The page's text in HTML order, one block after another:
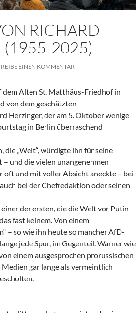
RICHARD
(1955-2025)
EINEN KOMMENTAR
dem Alten St. Matthäus-Friedhof in
von dem geschätzten
Herzinger, der am 5. Oktober wenige
in Berlin überraschend
die „Welt“, würdigte ihn für seine
und die vielen unangenehmen
oft und mit voller Absicht aneckte – bei
bei der Chefredaktion oder seinen
der ersten, die die Welt vor Putin
fast keinem. Von einem
– so wie ihn heute so mancher AfD-
jede Spur, im Gegenteil. Warner wie
einem ausgesprochen prorussischen
gar lange als vermeintlich